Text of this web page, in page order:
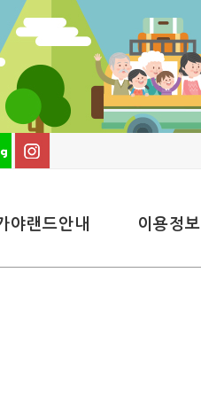
야랜드안내 이용정보